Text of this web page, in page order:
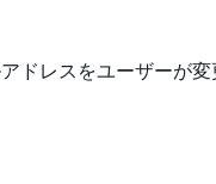
ドレスをユーザーが